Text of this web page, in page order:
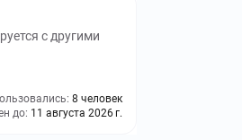
с другими
8 человек
до: 11 августа 2026 г.